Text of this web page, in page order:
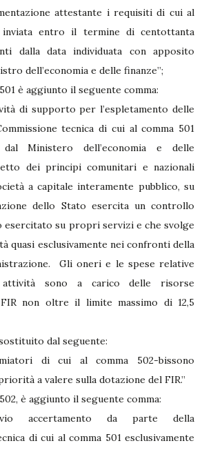
attestante i requisiti di cui al
inviata entro il termine di centottanta
dalla data individuata con apposito
dell’economia e delle finanze”;
è aggiunto il seguente comma:
di supporto per l’espletamento delle
tecnica di cui al comma 501
Ministero dell’economia e delle
dei principi comunitari e nazionali
a capitale interamente pubblico, su
dello Stato esercita un controllo
esercitato su propri servizi e che svolge
quasi esclusivamente nei confronti della
Gli oneri e le spese relative
sono a carico delle risorse
non oltre il limite massimo di 12,5
dal seguente:
di cui al comma 502-bissono
a valere sulla dotazione del FIR.”
è aggiunto il seguente comma:
accertamento da parte della
di cui al comma 501 esclusivamente